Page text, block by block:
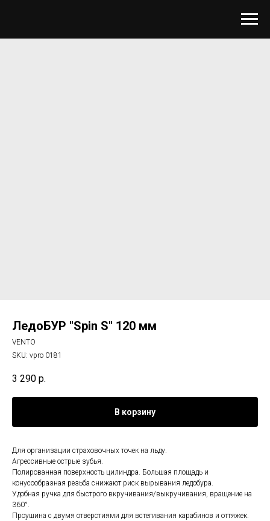
ЛедоБУР "Spin S" 120 мм
VENTO
SKU: vpro 0181
3 290 р.
В корзину
Для организации страховочных точек на льду.
Агрессивные острые зубья.
Полированная поверхность цилиндра. Большая площадь и
конусообразная резьба снижают риск вырывания ледобура.
Удобная ручка для быстрого вкручивания/выкручивания, вращение на
360°.
Проушина с двумя отверстиями для встегивания карабинов и оттяжек.